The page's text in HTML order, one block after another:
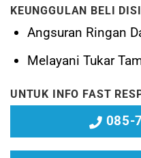
KEUNGGULAN BELI
Angsuran Ringan
MelayaniTukar
UNTUK INFO FAST
085-